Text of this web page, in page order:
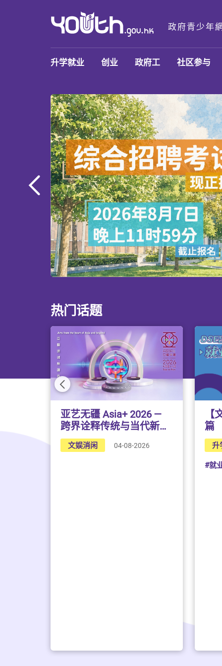
政府青少年
升学就业 创业 政府工 社区参与
前一页
热门话题
前一页
亚艺无疆 Asia+ 2026 —
跨界诠释传统与当代新视
野
文娱消闲 04-08-2026
篇
升
#就